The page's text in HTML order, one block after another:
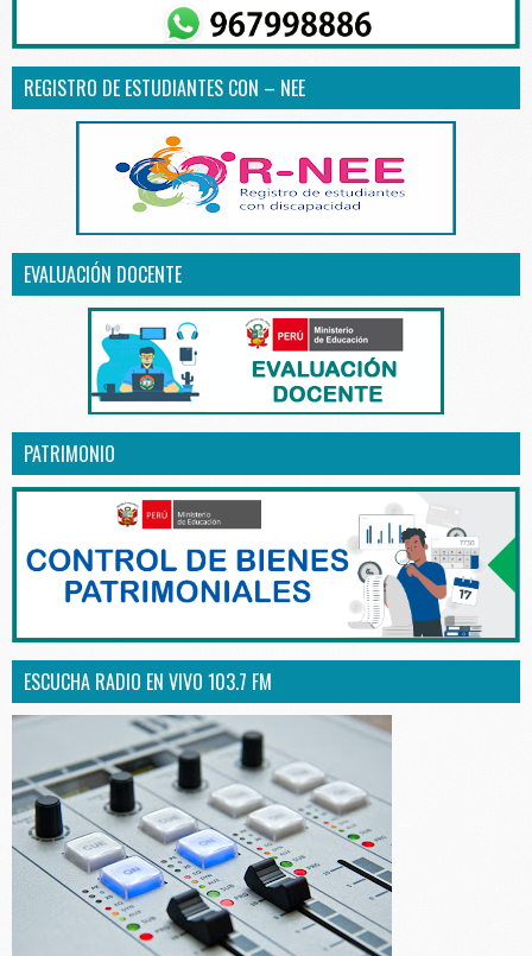
REGISTRO DE ESTUDIANTES CON – NEE
EVALUACIÓN DOCENTE
PATRIMONIO
ESCUCHA RADIO EN VIVO 103.7 FM